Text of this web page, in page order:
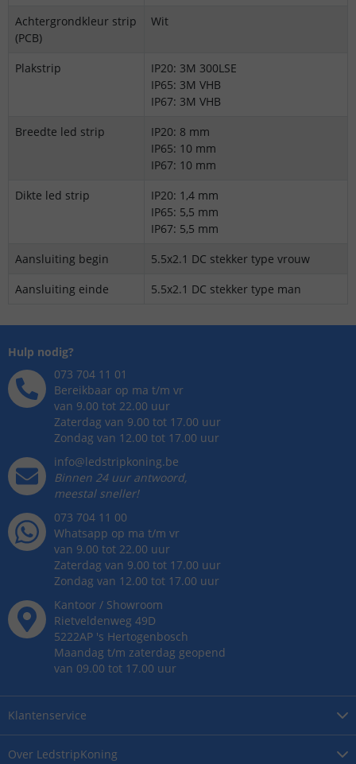
Achtergrondkleur strip
(PCB)
Wit
Plakstrip
IP20: 3M 300LSE
IP65: 3M VHB
IP67: 3M VHB
Breedte led strip
IP20: 8 mm
IP65: 10 mm
IP67: 10 mm
Dikte led strip
IP20: 1,4 mm
IP65: 5,5 mm
IP67: 5,5 mm
Aansluiting begin
5.5x2.1 DC stekker type vrouw
Aansluiting einde
5.5x2.1 DC stekker type man
Over LedstripKoning
Klantenservice
Hulp nodig?
073 704 11 01
Bereikbaar op ma t/m vr
van 9.00 tot 22.00 uur
Zaterdag van 9.00 tot 17.00 uur
Zondag van 12.00 tot 17.00 uur
info@ledstripkoning.be
Binnen 24 uur antwoord,
meestal sneller!
073 704 11 00
Whatsapp op ma t/m vr
van 9.00 tot 22.00 uur
Zaterdag van 9.00 tot 17.00 uur
Zondag van 12.00 tot 17.00 uur
Kantoor / Showroom
Rietveldenweg 49D
5222AP 's Hertogenbosch
Maandag t/m zaterdag geopend
van 09.00 tot 17.00 uur